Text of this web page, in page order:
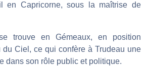
en Capricorne, sous la maîtrise de
trouve en Gémeaux, en position
du Ciel, ce qui confère à Trudeau une
dans son rôle public et politique.